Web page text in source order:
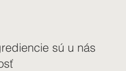
sú u nás